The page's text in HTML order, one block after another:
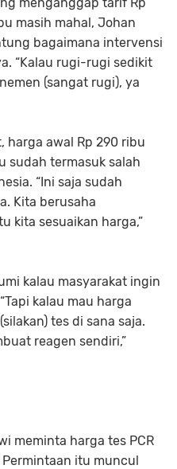
masih mahal, Johan
bagaimana intervensi
“Kalau rugi-rugi sedikit
(sangat rugi), ya
harga awal Rp 290 ribu
sudah termasuk salah
“Ini saja sudah
Kita berusaha
kita sesuaikan harga,”
kalau masyarakat ingin
kalau mau harga
tes di sana saja.
reagen sendiri,”
meminta harga tes PCR
itu muncul